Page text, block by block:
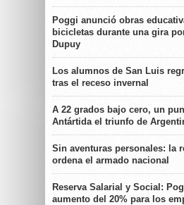
Poggi anunció obras
bicicletas durante una gira
Dupuy
Los alumnos de San Luis
tras el receso invernal
A 22 grados bajo cero, un
Antártida el triunfo de
Sin aventuras personales: la
ordena el armado nacional
Reserva Salarial y Social:
aumento del 20% para los